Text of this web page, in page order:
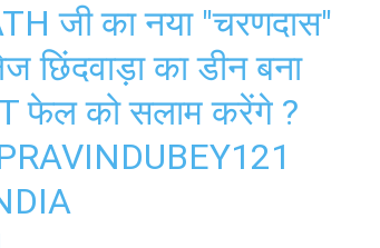
जी का नया "चरणदास"
का डीन बना
फेल को सलाम करेंगे ?